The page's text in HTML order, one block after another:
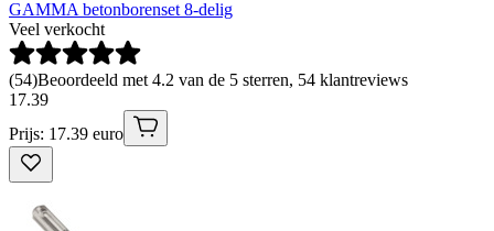
GAMMA betonborenset 8-delig
Veel verkocht
(54)Beoordeeld met 4.2 van de 5 sterren, 54 klantreviews
17.39
Prijs: 17.39 euro